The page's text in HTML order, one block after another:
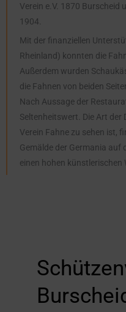
Verein e.V. 1870 Burscheid
1904.
Mit der finanziellen
Rheinland) konnten die
Außerdem wurden
die Fahnen von beiden
Nach Aussage der
Seltenheitswert. Die Art der
Verein Fahne zu sehen ist,
Gemälde der Germania auf
einen hohen künstlerischen